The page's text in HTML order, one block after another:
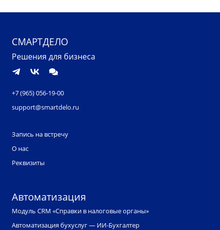
СМАРТДЕЛО
Решения для бизнеса
+7 (965) 056-19-00
support@smartdelo.ru
Запись на встречу
О нас
Реквизиты
Автоматизация
Модуль CRM «Справки в налоговые органы»
Автоматизация бухуслуг — ИИ-Бухгалтер